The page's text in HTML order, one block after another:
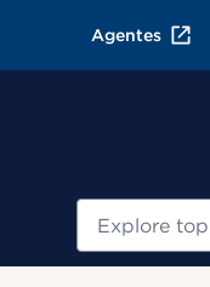
Agentes
Buscar